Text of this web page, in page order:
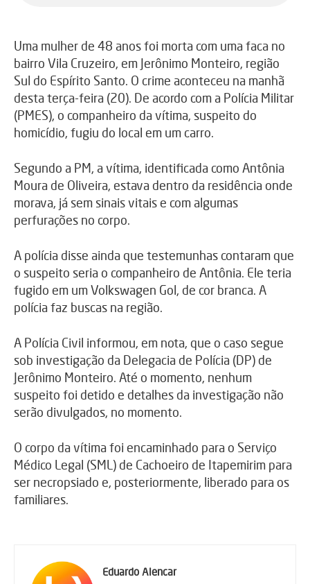
Uma mulher de 48 anos foi morta com uma faca no
bairro Vila Cruzeiro, em Jerônimo Monteiro, região
Sul do Espírito Santo. O crime aconteceu na manhã
desta terça-feira (20). De acordo com a Polícia Militar
(PMES), o companheiro da vítima, suspeito do
homicídio, fugiu do local em um carro.
Segundo a PM, a vítima, identificada como Antônia
Moura de Oliveira, estava dentro da residência onde
morava, já sem sinais vitais e com algumas
perfurações no corpo.
A polícia disse ainda que testemunhas contaram que
o suspeito seria o companheiro de Antônia. Ele teria
fugido em um Volkswagen Gol, de cor branca. A
polícia faz buscas na região.
A Polícia Civil informou, em nota, que o caso segue
sob investigação da Delegacia de Polícia (DP) de
Jerônimo Monteiro. Até o momento, nenhum
suspeito foi detido e detalhes da investigação não
serão divulgados, no momento.
O corpo da vítima foi encaminhado para o Serviço
Médico Legal (SML) de Cachoeiro de Itapemirim para
ser necropsiado e, posteriormente, liberado para os
familiares.
Eduardo Alencar